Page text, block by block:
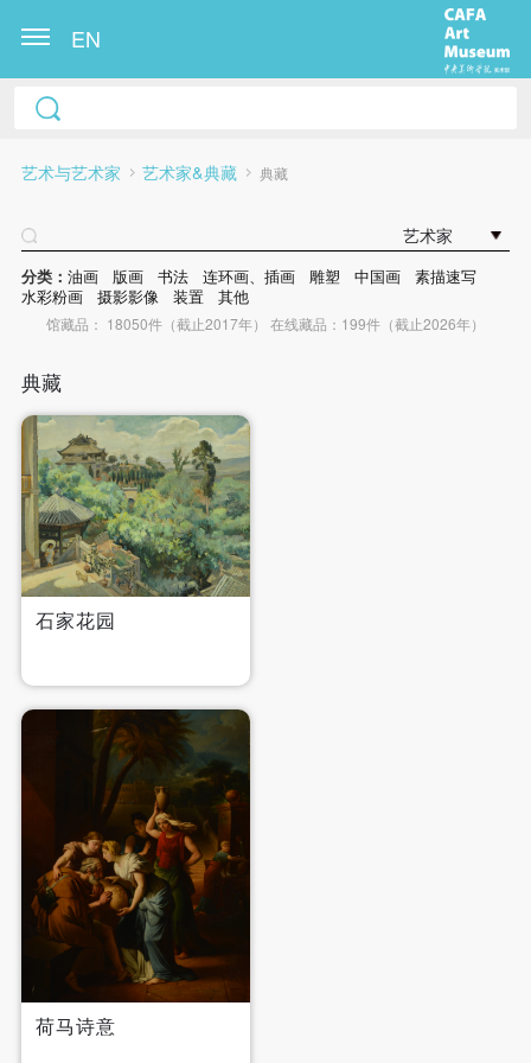
EN
艺术与艺术家 艺术家&典藏 典藏
艺术家
分类： 油画 版画 书法 连环画、插画 雕塑 中国画
素描速写
水彩粉画
摄影影像 装置 其他
馆藏品： 18050件（截止2017年） 在线藏品：199件（截止2026年）
典藏
石家花园
荷马诗意